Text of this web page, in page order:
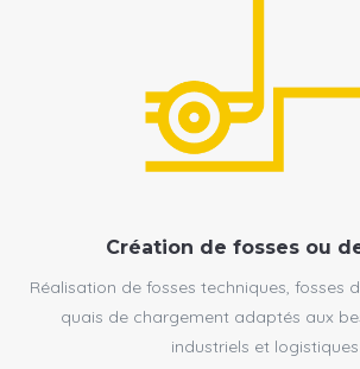
Création de fosses ou
Réalisation de fosses techniques, fosses
quais de chargement adaptés aux
industriels et logistiques.